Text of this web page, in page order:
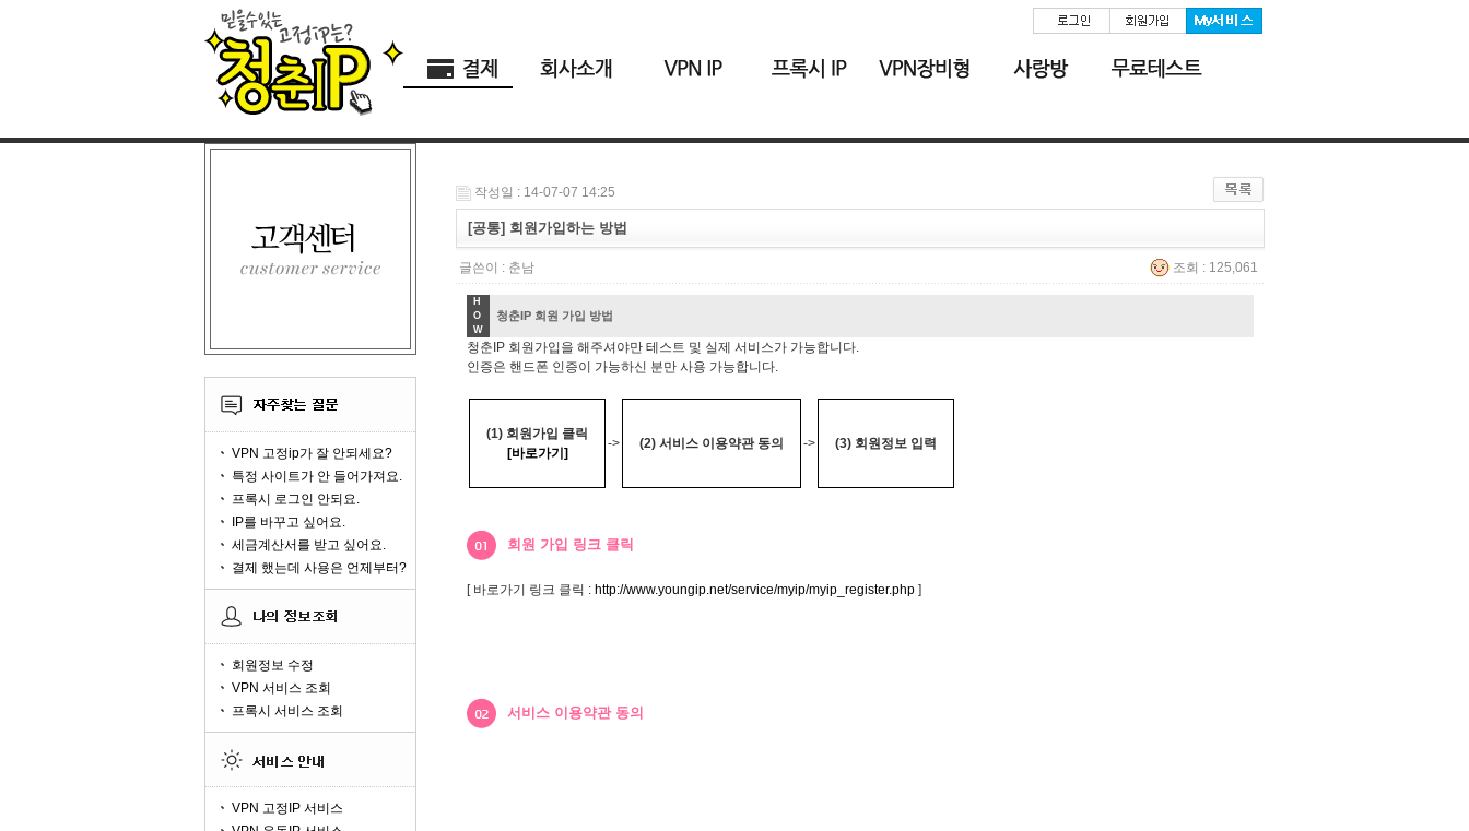
VPN 고정ip가 잘 안되세요?
특정 사이트가 안 들어가져요.
프록시 로그인 안되요.
IP를 바꾸고 싶어요.
세금계산서를 받고 싶어요.
결제 했는데 사용은 언제부터?
회원정보 수정
VPN 서비스 조회
프록시 서비스 조회
VPN 고정IP 서비스
작성일 : 14-07-07 14:25
[공통] 회원가입하는 방법
글쓴이 : 춘남 조회 : 125,061
H
O
W
청춘IP 회원 가입 방법
청춘IP 회원가입을 해주셔야만 테스트 및 실제 서비스가 가능합니다.
인증은 핸드폰 인증이 가능하신 분만 사용 가능합니다.
(1) 회원가입 클릭
[바로가기]
-> (2) 서비스 이용약관 동의 -> (3) 회원정보 입력
회원 가입 링크 클릭
[ 바로가기 링크 클릭 : http://www.youngip.net/service/myip/myip_register.php ]
서비스 이용약관 동의